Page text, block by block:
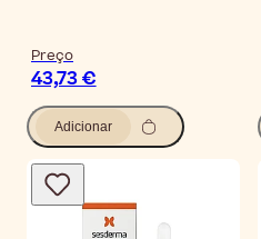
Preço
43,73 €
Adicionar